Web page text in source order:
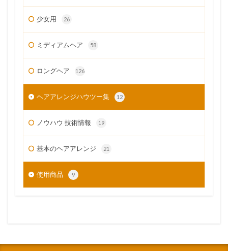
少女用 26
ミディアムヘア 58
ロングヘア 126
ヘアアレンジハウツー集 12
ノウハウ 技術情報 19
基本のヘアアレンジ 21
使用商品 9